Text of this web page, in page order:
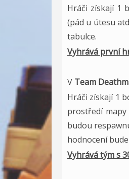
Hráči získají 1
(pád u útesu
tabulce.
Vyhrává první
V Team
Hráči získají 1
prostředí
budou
hodnocení
Vyhrává tým s